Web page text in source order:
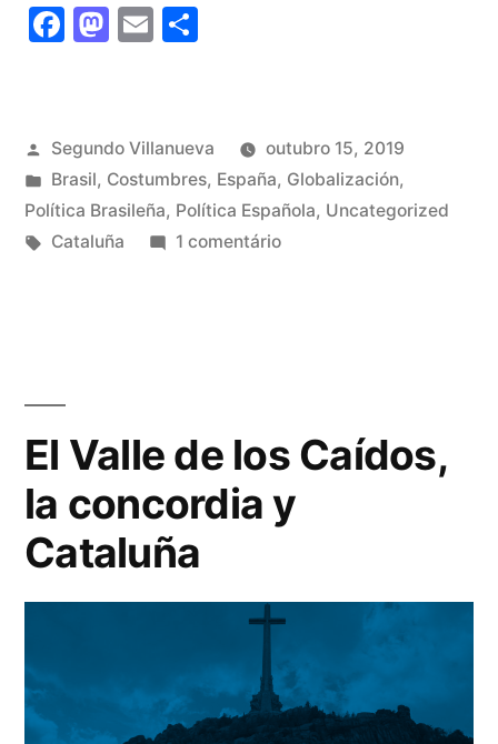
Facebook
Mastodon
Email
Publicado
por
Segundo Villanueva
outubro 15, 2019
Publicado
em
Brasil, Costumbres, España, Globalización,
Política Brasileña, Política Española, Uncategorized
Tags:
Cataluña 1 comentárioem
El Valle de los Caídos,
la concordia y
Cataluña